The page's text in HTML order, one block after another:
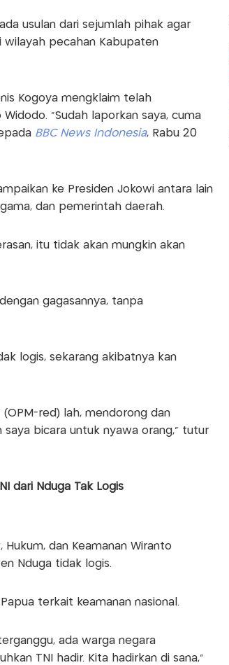
usulan dari sejumlah pihak agar
wilayah pecahan Kabupaten
Kogoya mengklaim telah
"Sudah laporkan saya, cuma
BBC News Indonesia, Rabu 20
ke Presiden Jokowi antara lain
dan pemerintah daerah.
itu tidak akan mungkin akan
gagasannya, tanpa
logis, sekarang akibatnya kan
red) lah, mendorong dan
saya bicara untuk nyawa orang," tutur
dari Nduga Tak Logis
dan Keamanan Wiranto
Nduga tidak logis.
terkait keamanan nasional.
ada warga negara
TNI hadir. Kita hadirkan di sana,"